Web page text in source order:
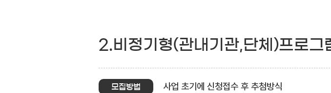
2.비정기형(관내기관,단체)프로그
모집방법 사업 초기에 신청접수 후 추첨방식